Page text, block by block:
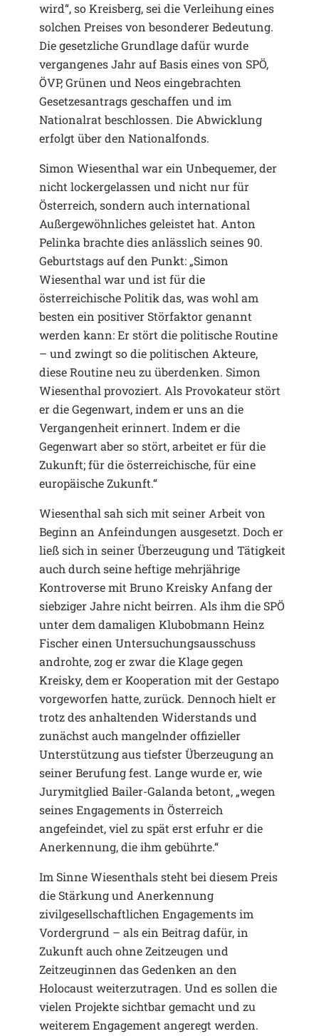
wird“, so Kreisberg, sei die Verleihung eines
solchen Preises von besonderer Bedeutung.
Die gesetzliche Grundlage dafür wurde
vergangenes Jahr auf Basis eines von SPÖ,
ÖVP, Grünen und Neos eingebrachten
Gesetzesantrags geschaffen und im
Nationalrat beschlossen. Die Abwicklung
erfolgt über den Nationalfonds.
Simon Wiesenthal war ein Unbequemer, der
nicht lockergelassen und nicht nur für
Österreich, sondern auch international
Außergewöhnliches geleistet hat. Anton
Pelinka brachte dies anlässlich seines 90.
Geburtstags auf den Punkt: „Simon
Wiesenthal war und ist für die
österreichische Politik das, was wohl am
besten ein positiver Störfaktor genannt
werden kann: Er stört die politische Routine
– und zwingt so die politischen Akteure,
diese Routine neu zu überdenken. Simon
Wiesenthal provoziert. Als Provokateur stört
er die Gegenwart, indem er uns an die
Vergangenheit erinnert. Indem er die
Gegenwart aber so stört, arbeitet er für die
Zukunft; für die österreichische, für eine
europäische Zukunft.“
Wiesenthal sah sich mit seiner Arbeit von
Beginn an Anfeindungen ausgesetzt. Doch er
ließ sich in seiner Überzeugung und Tätigkeit
auch durch seine heftige mehrjährige
Kontroverse mit Bruno Kreisky Anfang der
siebziger Jahre nicht beirren. Als ihm die SPÖ
unter dem damaligen Klubobmann Heinz
Fischer einen Untersuchungsausschuss
androhte, zog er zwar die Klage gegen
Kreisky, dem er Kooperation mit der Gestapo
vorgeworfen hatte, zurück. Dennoch hielt er
trotz des anhaltenden Widerstands und
zunächst auch mangelnder offizieller
Unterstützung aus tiefster Überzeugung an
seiner Berufung fest. Lange wurde er, wie
Jurymitglied Bailer-Galanda betont, „wegen
seines Engagements in Österreich
angefeindet, viel zu spät erst erfuhr er die
Anerkennung, die ihm gebührte.“
Im Sinne Wiesenthals steht bei diesem Preis
die Stärkung und Anerkennung
zivilgesellschaftlichen Engagements im
Vordergrund – als ein Beitrag dafür, in
Zukunft auch ohne Zeitzeugen und
Zeitzeuginnen das Gedenken an den
Holocaust weiterzutragen. Und es sollen die
vielen Projekte sichtbar gemacht und zu
weiterem Engagement angeregt werden.